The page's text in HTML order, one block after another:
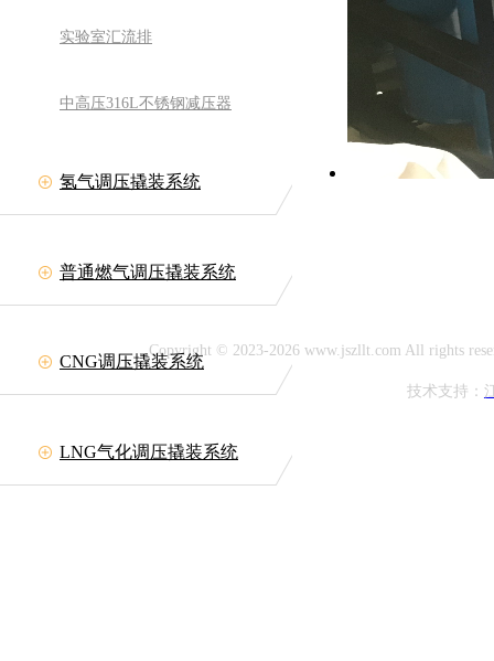
实验室汇流排
中高压316L不锈钢减压器
氢气调压撬装系统
普通燃气调压撬装系统
CNG调压撬装系统
LNG气化调压撬装系统
限公司
Copyright © 2023-2026 www.jszllt.com All rights
技术支持：